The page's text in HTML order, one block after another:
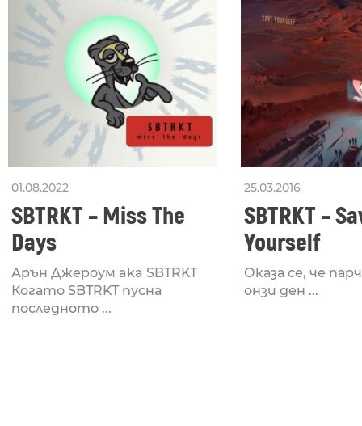
01.08.2022
SBTRKT – Miss The
Days
Арън Джероум aka SBTRKT
Когато SBTRKT пусна
последното ...
25.03.2016
SBTRKT –
Yourself
Оказа се, че
онзи ден ...